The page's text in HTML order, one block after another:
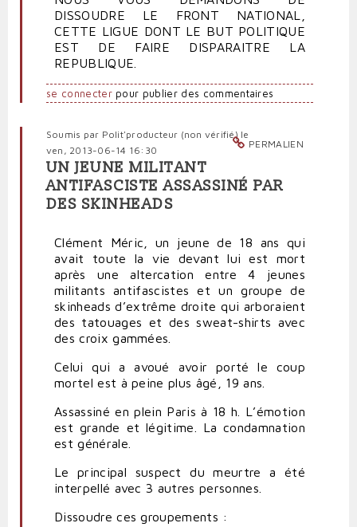
DISSOUDRE LE FRONT NATIONAL,
CETTE LIGUE DONT LE BUT POLITIQUE
EST DE FAIRE DISPARAITRE LA
REPUBLIQUE.
se connecterpour publier des commentaires
PERMALIEN
Soumis par Polit'producteur (non vérifié)le
ven, 2013-06-14 16:30
UN JEUNE MILITANT
ANTIFASCISTE ASSASSINÉ PAR
DES SKINHEADS
Clément Méric, un jeune de 18 ans qui
avait toute la vie devant lui est mort
après une altercation entre 4 jeunes
militants antifascistes et un groupe de
skinheads d’extrême droite qui arboraient
des tatouages et des sweat-shirts avec
des croix gammées.
Celui qui a avoué avoir porté le coup
mortel est à peine plus âgé, 19 ans.
Assassiné en plein Paris à 18 h. L’émotion
est grande et légitime. La condamnation
est générale.
Le principal suspect du meurtre a été
interpellé avec 3 autres personnes.
Dissoudre ces groupements :